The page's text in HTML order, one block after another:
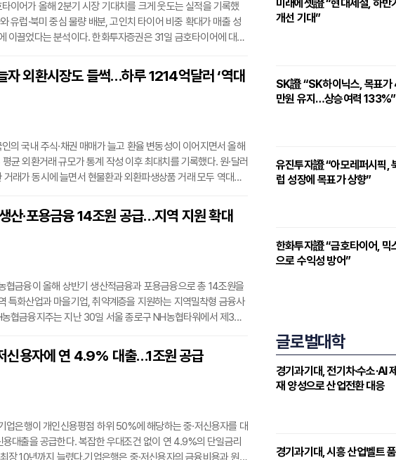
이어가 올해 2분기 시장 기대치를 크게 웃도는 실적을 기록했
유럽·북미 중심 물량 배분, 고인치 타이어 비중 확대가 매출 성
이끌었다는 분석이다. 한화투자증권은 31일 금호타이어에 대해
가 6080원으로, 목표주가는 현 주가 대비 64.5%의 상승 여력을
화투자증권 연구원은 “고인치 중심 물량 배분을 통한 믹스 개선
지역의 매출 성장으로 확인됐다”며 “원자재 상승 부담 완화와
자 외환시장도 들썩…하루 1214억달러 ‘역대
의 국내 주식·채권 매매가 늘고 환율 변동성이 이어지면서 올해
균 외환거래 규모가 통계 작성 이후 최대치를 기록했다. 원·달러
래가 동시에 늘면서 현물환과 외환파생상품 거래 모두 역대급
은행의 일평균 외환거래 규모는 1214억4000만달러로 전분기보
증가했다. 2008년 관련 통계를 집계한 이후 가장 큰 규모로,
1026억5000만달러를 한 분기 만에 다시 넘어섰다. 거래 확대
산·포용금융 14조원 공급…지역 지원 확대
협금융이 올해 상반기 생산적금융과 포용금융으로 총 14조원을
특화산업과 마을기업, 취약계층을 지원하는 지역밀착형 금융사
협금융지주는 지난 30일 서울 종로구 NH농협타워에서 제3차
생산적금융 11조9000억원과 포용금융 2조1000억원을 공급했
율은 70%를 넘어섰다.하반기에는 ‘NH생산적금융 4호’ 사업으
추진한다. 전북 NH금융허브를 활용한 지역 특화산업 지원을
신용자에 연 4.9% 대출…1조원 공급
업은행이 개인신용평점 하위 50%에 해당하는 중·저신용자를 대
용대출을 공급한다. 복잡한 우대조건 없이 연 4.9%의 단일금리
장 10년까지 늘렸다.기업은행은 중·저신용자의 금융비용과 원리
미래에셋證 “현대제철, 하반
개선 기대”
SK證 “SK하이닉스, 목표
만원 유지…상승여력 133%”
유진투자證 “아모레퍼시픽,
럽 성장에 목표가 상향”
한화투자證 “금호타이어, 믹
으로 수익성 방어”
글로벌대학
경기과기대, 전기차·수소·AI
재 양성으로 산업전환 대응
경기과기대, 시흥 산업벨트